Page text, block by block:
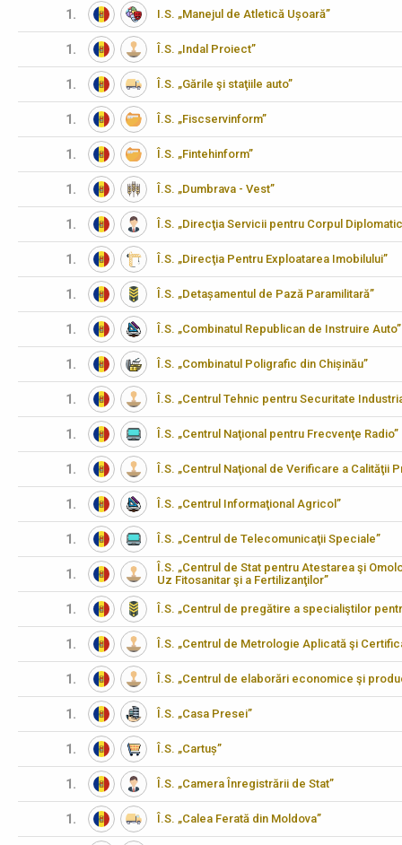
1. I.S. „Manejul de Atletică Ușoară”
1. Î.S. „Indal Proiect”
1. Î.S. „Gările şi staţiile auto”
1. Î.S. „Fiscservinform”
1. Î.S. „Fintehinform”
1. Î.S. „Dumbrava - Vest”
1. Î.S. „Direcţia Servicii pentru Corpul
1. Î.S. „Direcţia Pentru Exploatarea Imobilului”
1. Î.S. „Detașamentul de Pază Paramilitară”
1. Î.S. „Combinatul Republican de Instruire Auto”
1. Î.S. „Combinatul Poligrafic din Chișinău”
1. Î.S. „Centrul Tehnic pentru Securitate
1. Î.S. „Centrul Naţional pentru Frecvenţe Radio”
1. Î.S. „Centrul Naţional de Verificare a Calităţii
1. Î.S. „Centrul Informaţional Agricol”
1. Î.S. „Centrul de Telecomunicaţii Speciale”
1.
Î.S. „Centrul de Stat pentru Atestarea şi
Uz Fitosanitar şi a Fertilizanţilor”
1. Î.S. „Centrul de pregătire a specialiştilor
1. Î.S. „Centrul de Metrologie Aplicată şi
1. Î.S. „Centrul de elaborări economice şi
1. Î.S. „Casa Presei”
1. Î.S. „Cartuș”
1. Î.S. „Camera Înregistrării de Stat”
1. Î.S. „Calea Ferată din Moldova”